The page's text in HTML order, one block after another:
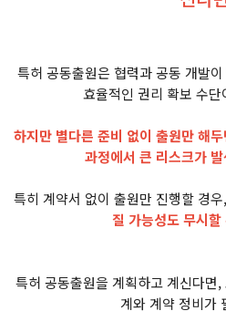
특허 공동출원은 협력과 공동 개발
효율적인 권리 확보 수
하지만 별다른 준비 없이 출원만 해
과정에서 큰 리스크가
특히 계약서 없이 출원만 진행할 경우,
질 가능성도 무시
특허 공동출원을 계획하고 계신다면
계와 계약 정비가